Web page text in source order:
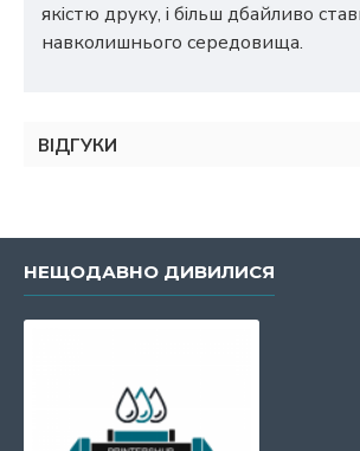
якістю друку, і більш дбайливо
навколишнього середовища.
ВІДГУКИ
НЕЩОДАВНО ДИВИЛИСЯ